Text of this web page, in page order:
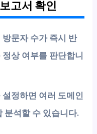
고서 확인
문자 수가 즉시 반
상 여부를 판단합니
정하면 여러 도메인
분석할 수 있습니다.